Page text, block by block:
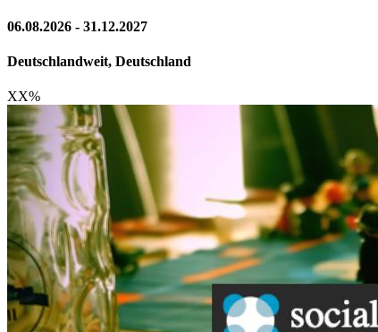
06.08.2026 - 31.12.2027
Deutschlandweit, Deutschland
XX%